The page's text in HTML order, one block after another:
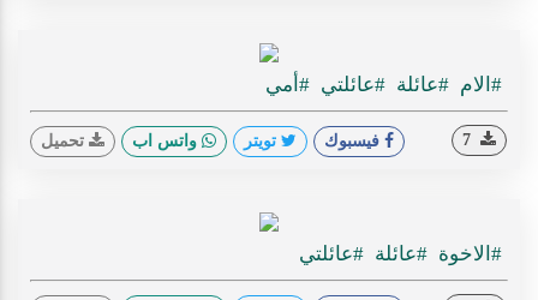
#الام #عائلة #عائلتي #أمي
فيسبوك تويتر واتس اب تحميل
#الاخوة #عائلة #عائلتي